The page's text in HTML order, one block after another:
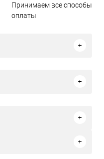
Принимаем все способы
оплаты